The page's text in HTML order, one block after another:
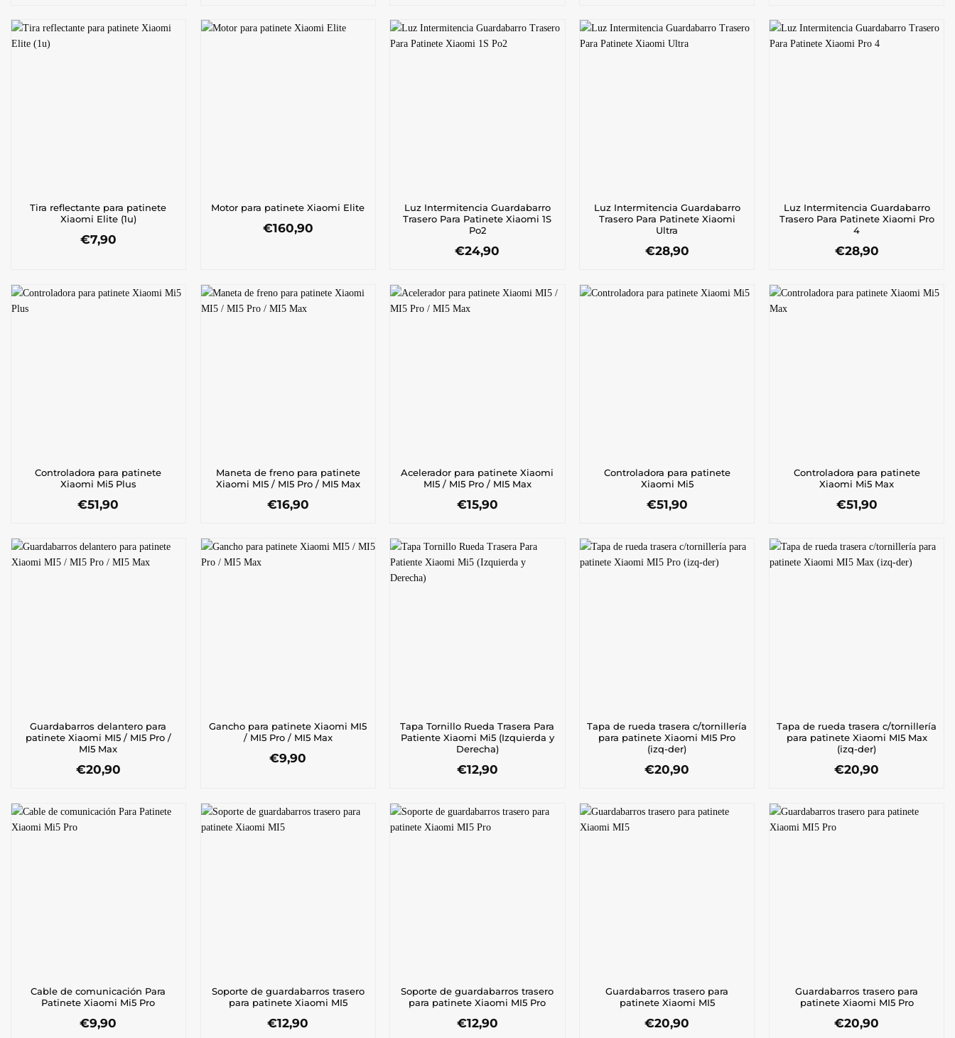
Tira reflectante para patinete
Xiaomi Elite (1u)
€7,90
Motor para patinete Xiaomi Elite
€160,90
Luz Intermitencia Guardabarro
Trasero Para Patinete Xiaomi 1S
Po2
€24,90
Luz Intermitencia Guardabarro
Trasero Para Patinete Xiaomi
Ultra
€28,90
Luz Intermitencia Guardabarro
Trasero Para Patinete Xiaomi Pro
4
€28,90
Controladora para patinete
Xiaomi Mi5 Plus
€51,90
Maneta de freno para patinete
Xiaomi MI5 / MI5 Pro / MI5 Max
€16,90
Acelerador para patinete Xiaomi
MI5 / MI5 Pro / MI5 Max
€15,90
Controladora para patinete
Xiaomi Mi5
€51,90
Controladora para patinete
Xiaomi Mi5 Max
€51,90
Guardabarros delantero para
patinete Xiaomi MI5 / MI5 Pro /
MI5 Max
€20,90
Gancho para patinete Xiaomi MI5
/ MI5 Pro / MI5 Max
€9,90
Tapa Tornillo Rueda Trasera Para
Patiente Xiaomi Mi5 (Izquierda y
Derecha)
€12,90
Tapa de rueda trasera c/tornillería
para patinete Xiaomi MI5 Pro
(izq-der)
€20,90
Tapa de rueda trasera c/tornillería
para patinete Xiaomi MI5 Max
(izq-der)
€20,90
Cable de comunicación Para
Patinete Xiaomi Mi5 Pro
€9,90
Soporte de guardabarros trasero
para patinete Xiaomi MI5
€12,90
Soporte de guardabarros trasero
para patinete Xiaomi MI5 Pro
€12,90
Guardabarros trasero para
patinete Xiaomi MI5
€20,90
Guardabarros trasero para
patinete Xiaomi MI5 Pro
€20,90